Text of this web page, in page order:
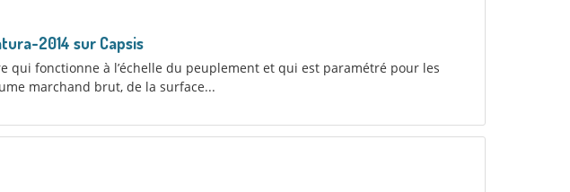
2014 sur Capsis
qui fonctionne à l’échelle du peuplement et qui est paramétré pour les
marchand brut, de la surface...